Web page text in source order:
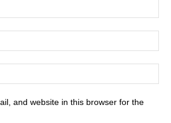
and website in this browser for the